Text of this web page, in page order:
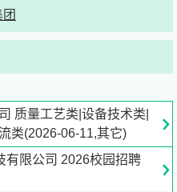
、新元电子、智能装备、精
所、929个实验室、2个院
节能），拥有国家重点实验
家级工业设计中心、国家认
术研发中心各1个，同时成
地。坚持创新驱动，提出研
前申请国内专利63956
质量工艺类|设备技术类|
类(2026-06-11,其它)
有限公司 2026校园招聘